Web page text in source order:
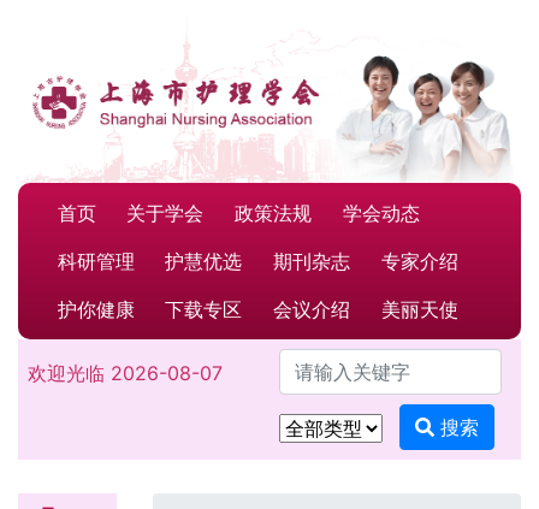
首页 关于学会 政策法规
学会动态
科研管理
护慧优选 期刊杂志
专家介绍
护你健康
下载专区 会议介绍 美丽天使
欢迎光临 2026-08-07 请输入关键字
搜索